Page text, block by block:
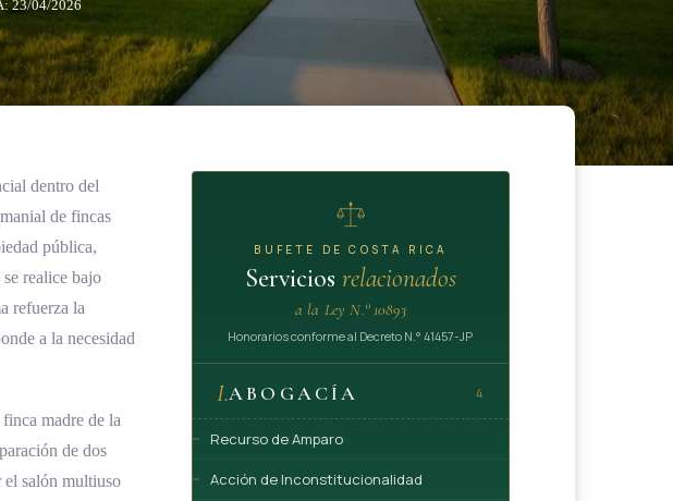
23/04/2026
dentro del
de fincas
pública,
realice bajo
refuerza la
a la necesidad
madre de la
de dos
el salón multiuso
BUFETE DE COSTA RICA
Servicios relacionados
a la Ley N.° 10893
Honorarios conforme al Decreto N.° 41457-JP
I.ABOGACÍA 4
Recurso de Amparo
Acción de Inconstitucionalidad